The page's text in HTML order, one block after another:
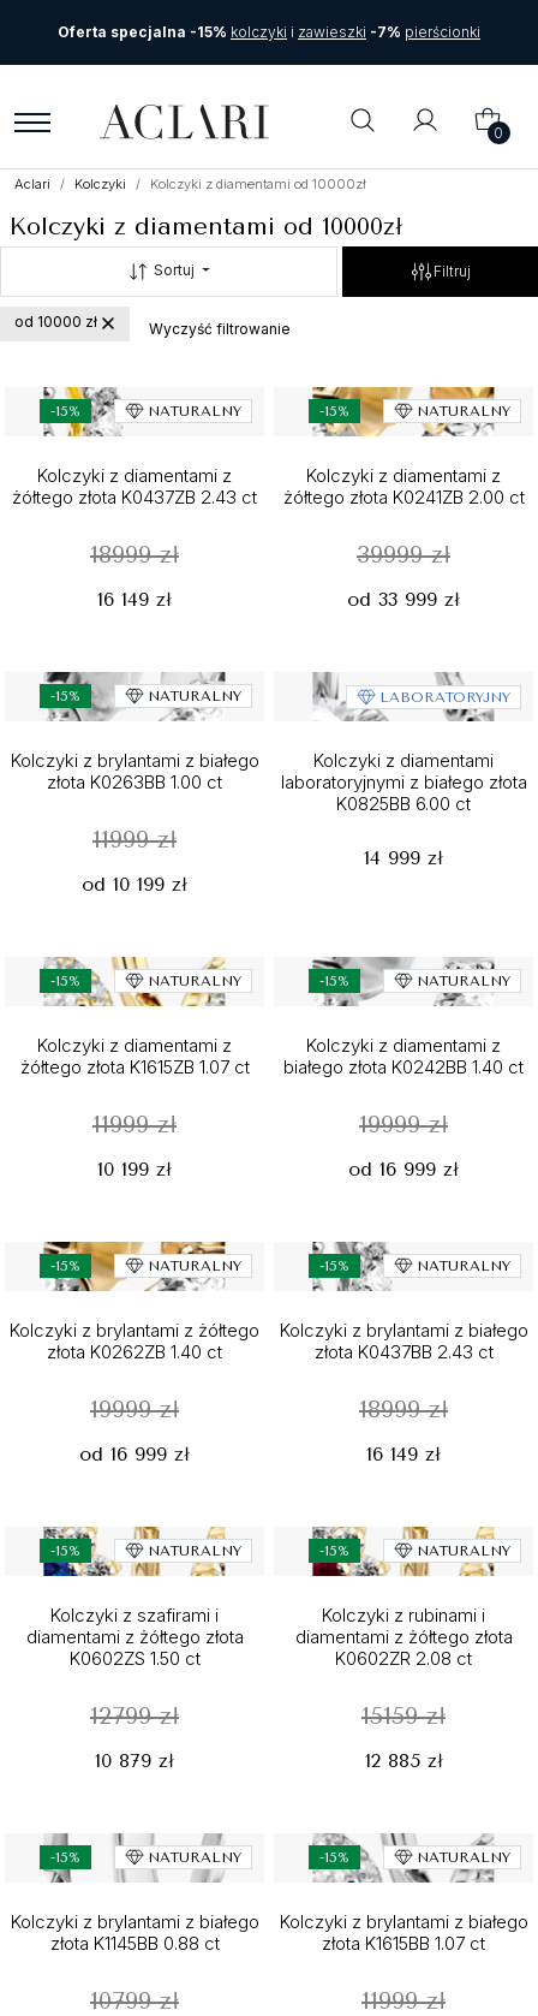
Oferta specjalna -15% kolczyki i zawieszki -7% pierścionki
0
Aclari Kolczyki Kolczyki z diamentami od 10000zł
Kolczyki z diamentami od 10000zł
od 10000 zł Wyczyść filtrowanie
Sortuj Filtruj
-15% NATURALNY
Kolczyki z diamentami z
żółtego złota K0437ZB 2.43 ct
18999 zł
16 149 zł
-15% NATURALNY
Kolczyki z diamentami z
żółtego złota K0241ZB 2.00 ct
39999 zł
od 33 999 zł
-15% NATURALNY
Kolczyki z brylantami z białego
złota K0263BB 1.00 ct
11999 zł
od 10 199 zł
LABORATORYJNY
Kolczyki z diamentami
laboratoryjnymi z białego złota
K0825BB 6.00 ct
14 999 zł
-15% NATURALNY
Kolczyki z diamentami z
żółtego złota K1615ZB 1.07 ct
11999 zł
10 199 zł
-15% NATURALNY
Kolczyki z diamentami z
białego złota K0242BB 1.40 ct
19999 zł
od 16 999 zł
-15% NATURALNY
Kolczyki z brylantami z żółtego
złota K0262ZB 1.40 ct
19999 zł
od 16 999 zł
-15% NATURALNY
Kolczyki z brylantami z białego
złota K0437BB 2.43 ct
18999 zł
16 149 zł
-15% NATURALNY
Kolczyki z szafirami i
diamentami z żółtego złota
K0602ZS 1.50 ct
12799 zł
10 879 zł
-15% NATURALNY
Kolczyki z rubinami i
diamentami z żółtego złota
K0602ZR 2.08 ct
15159 zł
12 885 zł
-15% NATURALNY
Kolczyki z brylantami z białego
złota K1145BB 0.88 ct
10799 zł
-15% NATURALNY
Kolczyki z brylantami z białego
złota K1615BB 1.07 ct
11999 zł